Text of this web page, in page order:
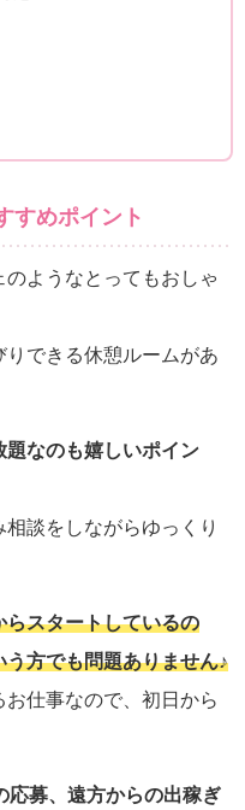
すめポイント
ようなとってもおしゃ
できる休憩ルームがあ
題なのも嬉しいポイン
談をしながらゆっくり
スタートしているの
方でも問題ありません♪
仕事なので、初日から
応募、遠方からの出稼ぎ